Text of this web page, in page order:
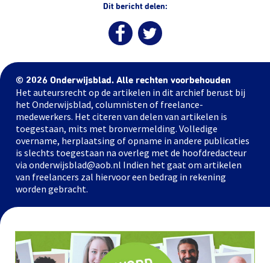
Dit bericht delen:
© 2026 Onderwijsblad. Alle rechten voorbehouden
Het auteursrecht op de artikelen in dit archief berust bij
het Onderwijsblad, columnisten of freelance-
medewerkers. Het citeren van delen van artikelen is
toegestaan, mits met bronvermelding. Volledige
overname, herplaatsing of opname in andere publicaties
is slechts toegestaan na overleg met de hoofdredacteur
via onderwijsblad@aob.nl Indien het gaat om artikelen
van freelancers zal hiervoor een bedrag in rekening
worden gebracht.